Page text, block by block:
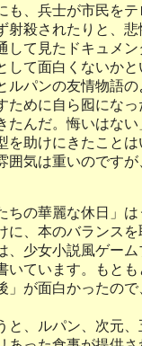
、兵士が市民を
射殺されたりと、
して見たドキュメ
て面白くないか
ルパンの友情物語
めに自ら囮にな
たんだ。悔いはな
を助けにきたこと
気は重いのです
の華麗な休日」
に、本のバランス
少女小説風ゲー
いています。もと
」が面白かったの
、ルパン、次元